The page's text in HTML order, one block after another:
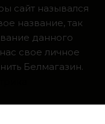
сайт назывался
название, так
данного
свое личное
Белмагазин.